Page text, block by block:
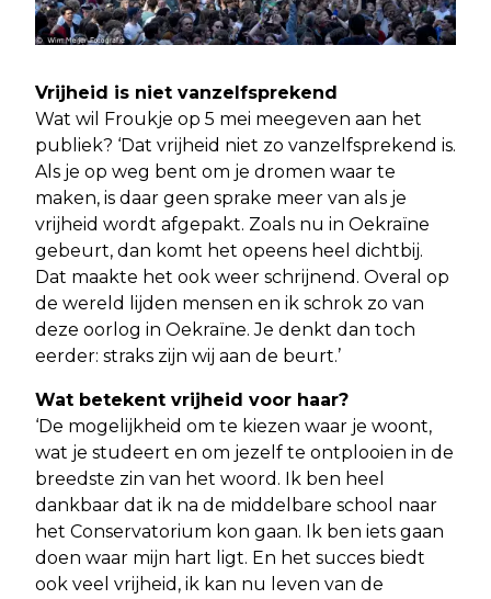
Vrijheid is niet vanzelfsprekend
Wat wil Froukje op 5 mei meegeven aan het
publiek? ‘Dat vrijheid niet zo vanzelfsprekend is.
Als je op weg bent om je dromen waar te
maken, is daar geen sprake meer van als je
vrijheid wordt afgepakt. Zoals nu in Oekraïne
gebeurt, dan komt het opeens heel dichtbij.
Dat maakte het ook weer schrijnend. Overal op
de wereld lijden mensen en ik schrok zo van
deze oorlog in Oekraïne. Je denkt dan toch
eerder: straks zijn wij aan de beurt.’
Wat betekent vrijheid voor haar?
‘De mogelijkheid om te kiezen waar je woont,
wat je studeert en om jezelf te ontplooien in de
breedste zin van het woord. Ik ben heel
dankbaar dat ik na de middelbare school naar
het Conservatorium kon gaan. Ik ben iets gaan
doen waar mijn hart ligt. En het succes biedt
ook veel vrijheid, ik kan nu leven van de